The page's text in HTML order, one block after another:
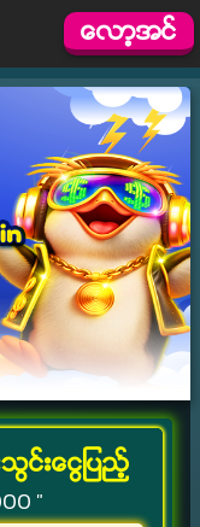
ေလာ့အင္
ြင္းေငြျပည့္
"